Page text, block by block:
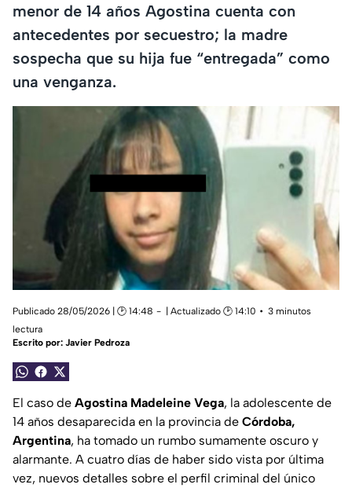
menor de 14 años Agostina cuenta con
antecedentes por secuestro; la madre
sospecha que su hija fue “entregada” como
una venganza.
Publicado 28/05/2026 | 🕑 14:48 | Actualizado 🕑 14:10
3 minutos
lectura
Escrito por: Javier Pedroza
El caso de Agostina Madeleine Vega, la adolescente de
14 años desaparecida en la provincia de Córdoba,
Argentina, ha tomado un rumbo sumamente oscuro y
alarmante. A cuatro días de haber sido vista por última
vez, nuevos detalles sobre el perfil criminal del único